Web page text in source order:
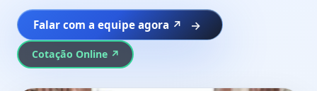
Falar com a equipe agora ↗
Cotação Online ↗